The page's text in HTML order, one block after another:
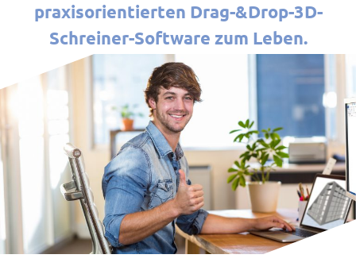
praxisorientierten Drag-&Drop-3D-
Schreiner-Software zum Leben.